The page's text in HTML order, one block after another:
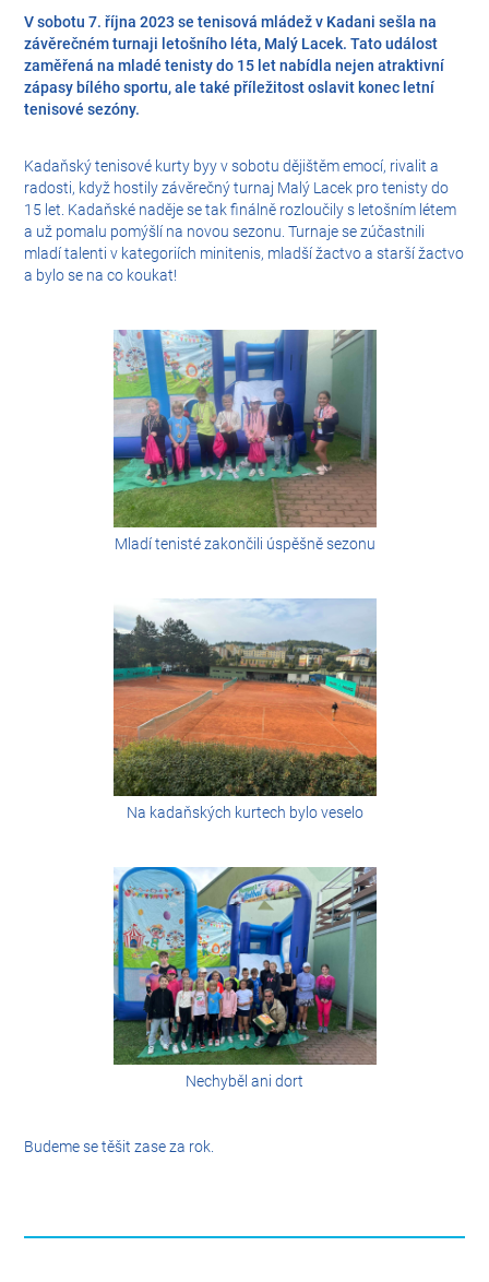
V sobotu 7. října 2023 se tenisová mládež v Kadani sešla na
závěrečném turnaji letošního léta, Malý Lacek. Tato událost
zaměřená na mladé tenisty do 15 let nabídla nejen atraktivní
zápasy bílého sportu, ale také příležitost oslavit konec letní
tenisové sezóny.
Kadaňský tenisové kurty byy v sobotu dějištěm emocí, rivalit a
radosti, když hostily závěrečný turnaj Malý Lacek pro tenisty do
15 let. Kadaňské naděje se tak finálně rozloučily s letošním létem
a už pomalu pomýšlí na novou sezonu. Turnaje se zúčastnili
mladí talenti v kategoriích minitenis, mladší žactvo a starší žactvo
a bylo se na co koukat!
Mladí tenisté zakončili úspěšně sezonu
Na kadaňských kurtech bylo veselo
Nechyběl ani dort
Budeme se těšit zase za rok.